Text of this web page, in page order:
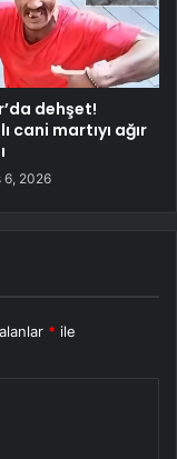
dehşet!
cani martıyı ağır
6, 2026
* ile